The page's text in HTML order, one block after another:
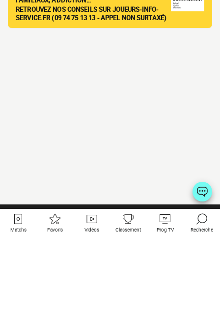
RETROUVEZ NOS CONSEILS SUR JOUEURS-INFO-
SERVICE.FR (09 74 75 13 13 - APPEL NON SURTAXÉ)
Matchs Favoris Vidéos Classement Prog TV Recherche